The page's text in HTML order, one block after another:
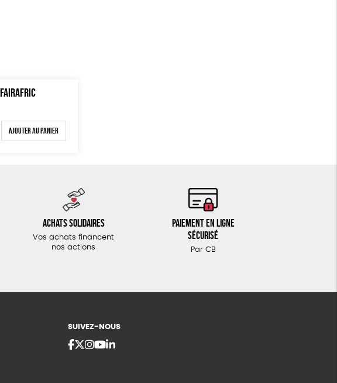
Ajouter au panier
Achats solidaires
Vos achats financent
nos actions
Paiement en ligne
sécurisé
Par CB
SUIVEZ-NOUS